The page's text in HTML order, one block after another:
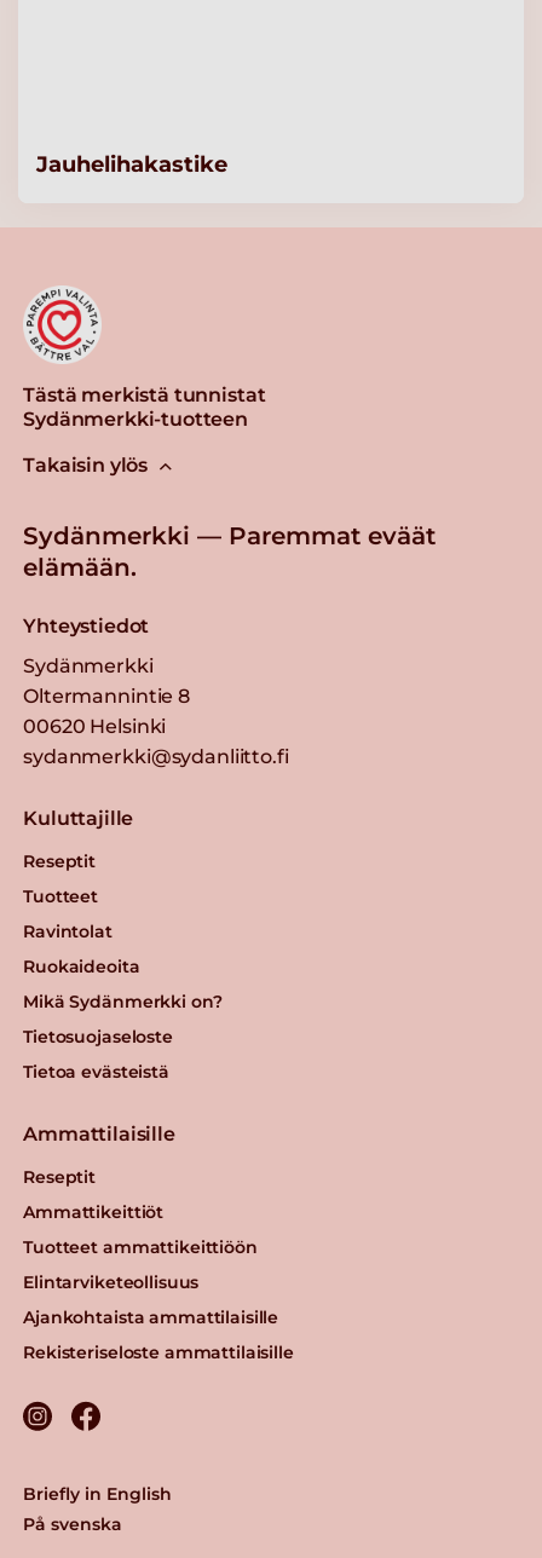
Jauhelihakastike
Tästä merkistä tunnistat
Sydänmerkki-tuotteen
Takaisin ylös
Sydänmerkki — Paremmat eväät
elämään.
Yhteystiedot
Sydänmerkki
Oltermannintie 8
00620 Helsinki
sydanmerkki@sydanliitto.fi
Kuluttajille
Reseptit
Tuotteet
Ravintolat
Ruokaideoita
Mikä Sydänmerkki on?
Tietosuojaseloste
Tietoa evästeistä
Ammattilaisille
Reseptit
Ammattikeittiöt
Tuotteet ammattikeittiöön
Elintarviketeollisuus
Ajankohtaista ammattilaisille
Rekisteriseloste ammattilaisille
Briefly in English
På svenska